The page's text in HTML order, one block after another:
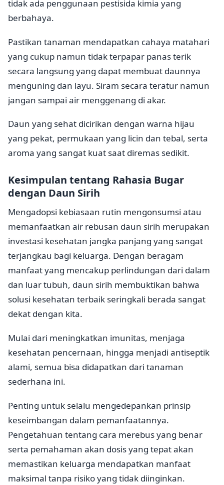
tidak ada penggunaan pestisida kimia yang
berbahaya.
Pastikan tanaman mendapatkan cahaya matahari
yang cukup namun tidak terpapar panas terik
secara langsung yang dapat membuat daunnya
menguning dan layu. Siram secara teratur namun
jangan sampai air menggenang di akar.
Daun yang sehat dicirikan dengan warna hijau
yang pekat, permukaan yang licin dan tebal, serta
aroma yang sangat kuat saat diremas sedikit.
Kesimpulan tentang Rahasia Bugar
dengan Daun Sirih
Mengadopsi kebiasaan rutin mengonsumsi atau
memanfaatkan air rebusan daun sirih merupakan
investasi kesehatan jangka panjang yang sangat
terjangkau bagi keluarga. Dengan beragam
manfaat yang mencakup perlindungan dari dalam
dan luar tubuh, daun sirih membuktikan bahwa
solusi kesehatan terbaik seringkali berada sangat
dekat dengan kita.
Mulai dari meningkatkan imunitas, menjaga
kesehatan pencernaan, hingga menjadi antiseptik
alami, semua bisa didapatkan dari tanaman
sederhana ini.
Penting untuk selalu mengedepankan prinsip
keseimbangan dalam pemanfaatannya.
Pengetahuan tentang cara merebus yang benar
serta pemahaman akan dosis yang tepat akan
memastikan keluarga mendapatkan manfaat
maksimal tanpa risiko yang tidak diinginkan.